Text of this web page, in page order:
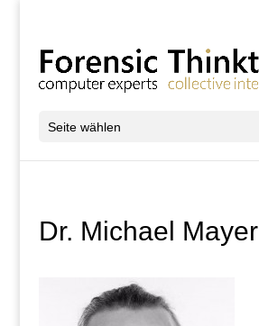
Seite wählen
Dr. Michael Mayer